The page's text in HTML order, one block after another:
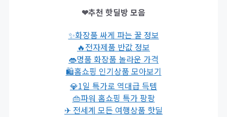
❤추천 핫딜방 모음
✨화장품 싸게 파는 꿀 정보
🔥전자제품 반값 정보
👄명품 화장품 놀라운 가격
🛍홈쇼핑 인기상품 모아보기
💎1일 특가로 역대급 득템
👜파워 홈쇼핑 특가 팡팡
✈ 전세계 모든 여행상품 핫딜